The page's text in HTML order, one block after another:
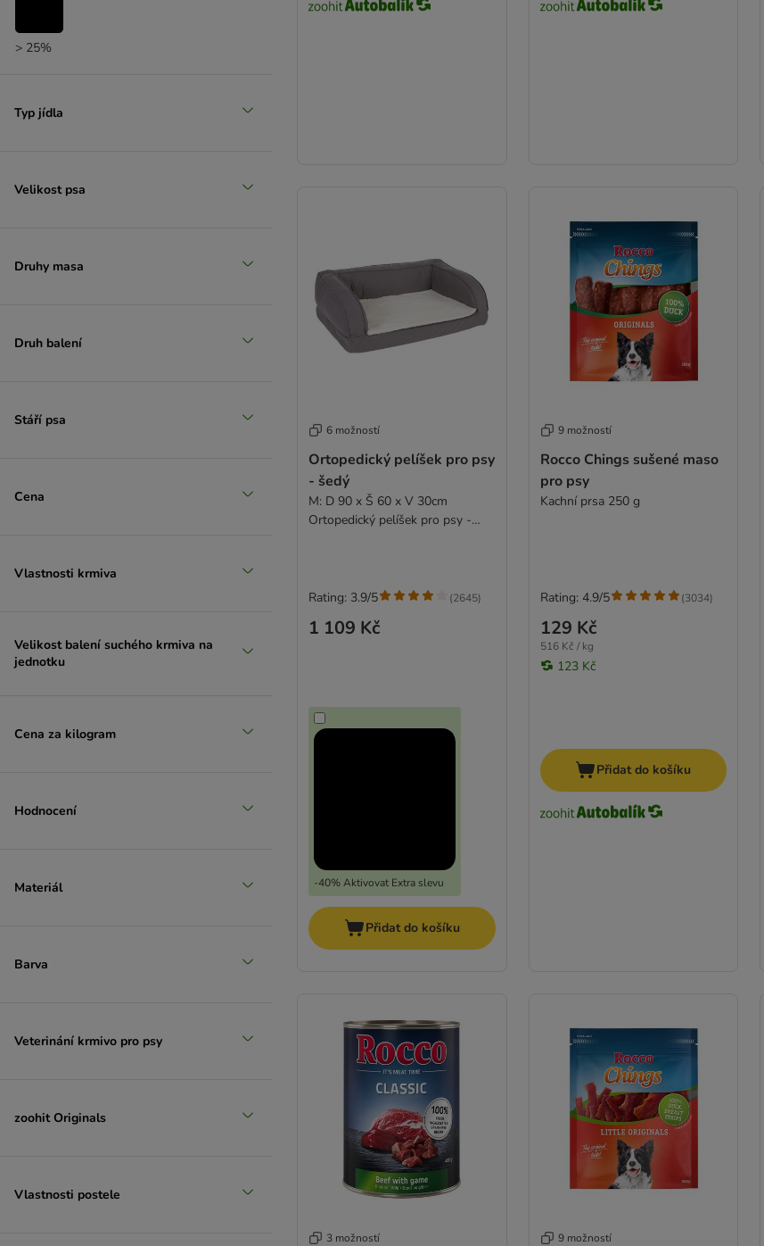
> 25%
(1)
Typ jídla
Velikost psa
Druhy masa
Druh balení
Stáří psa
Cena
Vlastnosti krmiva
Velikost balení suchého krmiva na
jednotku
Cena za kilogram
Hodnocení
Materiál
Barva
Veterinání krmivo pro psy
zoohit Originals
Vlastnosti postele
6 možností
Ortopedický pelíšek pro psy
- šedý
M: D 90 x Š 60 x V 30cm
Ortopedický pelíšek pro psy -
1 109 Kč
-40% Aktivovat Extra slevu
Rating: 3.9/5 (2645)
Přidat do košíku
9 možností
Rocco Chings sušené maso
pro psy
Kachní prsa 250 g
129 Kč
516 Kč / kg
123 Kč
Rating: 4.9/5 (3034)
Přidat do košíku
3 možností 9 možností